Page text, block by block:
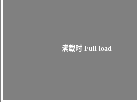
满载时 Full load